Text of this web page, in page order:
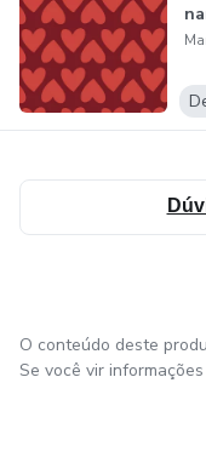
O conteúdo deste
Se você vir